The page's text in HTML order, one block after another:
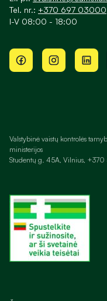
Tel. nr.: +370 697 03000
I-V 08:00 - 18:00
Valstybinė vaistų kontrolės
ministerijos
Studentų g. 45A, Vilnius, +370